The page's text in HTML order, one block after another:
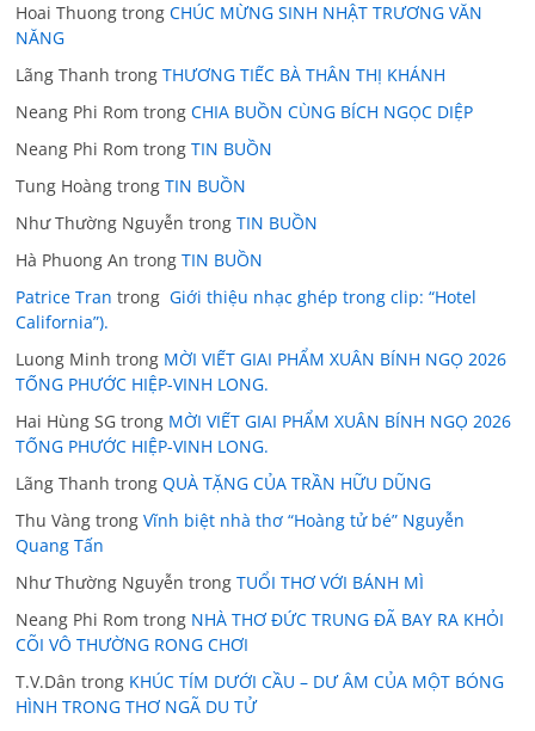
Hoai Thuong trongCHÚC MỪNG SINH NHẬT TRƯƠNG VĂN
NĂNG
Lãng Thanh trongTHƯƠNG TIẾC BÀ THÂN THỊ KHÁNH
Neang Phi Rom trongCHIA BUỒN CÙNG BÍCH NGỌC DIỆP
Neang Phi Rom trongTIN BUỒN
Tung Hoàng trongTIN BUỒN
Như Thường Nguyễn trongTIN BUỒN
Hà Phuong An trongTIN BUỒN
Patrice Tran trong Giới thiệu nhạc ghép trong clip: “Hotel
California”).
Luong Minh trong MỜI VIẾT GIAI PHẨM XUÂN BÍNH NGỌ 2026
TỐNG PHƯỚC HIỆP-VINH LONG.
Hai Hùng SG trong MỜI VIẾT GIAI PHẨM XUÂN BÍNH NGỌ 2026
TỐNG PHƯỚC HIỆP-VINH LONG.
Lãng Thanh trongQUÀ TẶNG CỦA TRẦN HỮU DŨNG
Thu Vàng trongVĩnh biệt nhà thơ “Hoàng tử bé” Nguyễn
Quang Tấn
Như Thường Nguyễn trongTUỔI THƠ VỚI BÁNH MÌ
Neang Phi Rom trong NHÀ THƠ ĐỨC TRUNG ĐÃ BAY RA KHỎI
CÕI VÔ THƯỜNG RONG CHƠI
T.V.Dân trong KHÚC TÍM DƯỚI CẦU – DƯ ÂM CỦA MỘT BÓNG
HÌNH TRONG THƠ NGÃ DU TỬ